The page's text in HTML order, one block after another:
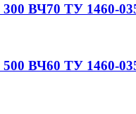
300 ВЧ70 ТУ 1460-
500 ВЧ60 ТУ 1460-